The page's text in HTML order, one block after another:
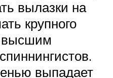
вылазки на
крупного
высшим
выпадает